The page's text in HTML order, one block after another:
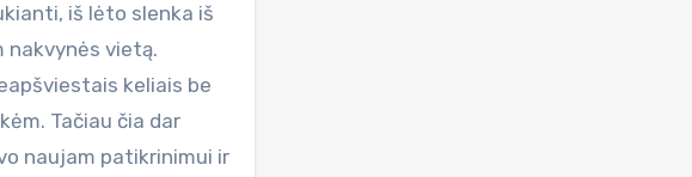
iš lėto slenka iš
nakvynės vietą.
keliais be
Tačiau čia dar
naujam patikrinimui ir